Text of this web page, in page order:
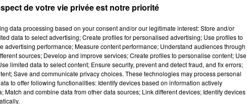
de votre vie privée est notre priorité
data processing based on your consent and/or our legitimate interest: Store and/or
data to select advertising; Create profiles for personalised advertising; Use profiles to
advertising performance; Measure content performance; Understand audiences through
sources; Develop and improve services; Create profiles to personalise content; Use
limited data to select content; Ensure security, prevent and detect fraud, and fix errors;
Save and communicate privacy choices. These technologies may process personal
to offer following functionalities: Identify devices based on information actively
Match and combine data from other data sources; Link different devices; Identify devices